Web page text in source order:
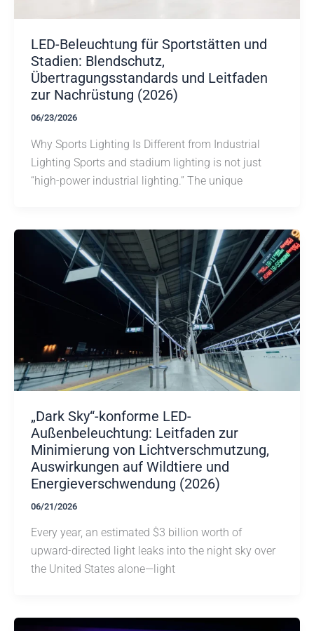
LED-Beleuchtung für Sportstätten und
Stadien: Blendschutz,
Übertragungsstandards und Leitfaden
zur Nachrüstung (2026)
06/23/2026
Why Sports Lighting Is Different from Industrial
Lighting Sports and stadium lighting is not just
“high-power industrial lighting.” The unique
„Dark Sky“-konforme LED-
Außenbeleuchtung: Leitfaden zur
Minimierung von Lichtverschmutzung,
Auswirkungen auf Wildtiere und
Energieverschwendung (2026)
06/21/2026
Every year, an estimated $3 billion worth of
upward-directed light leaks into the night sky over
the United States alone—light